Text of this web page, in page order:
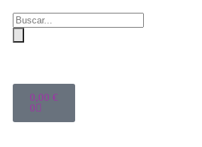
0,00 €
0